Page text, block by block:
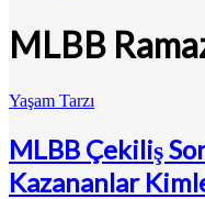
MLBB
Yaşam Tarzı
MLBB Çekiliş
Kazananlar